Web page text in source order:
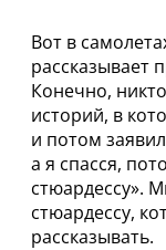
Вот в
рассказывает
Конечно,
историй, в
и потом
а я спасся,
стюардессу».
стюардессу,
рассказывать.